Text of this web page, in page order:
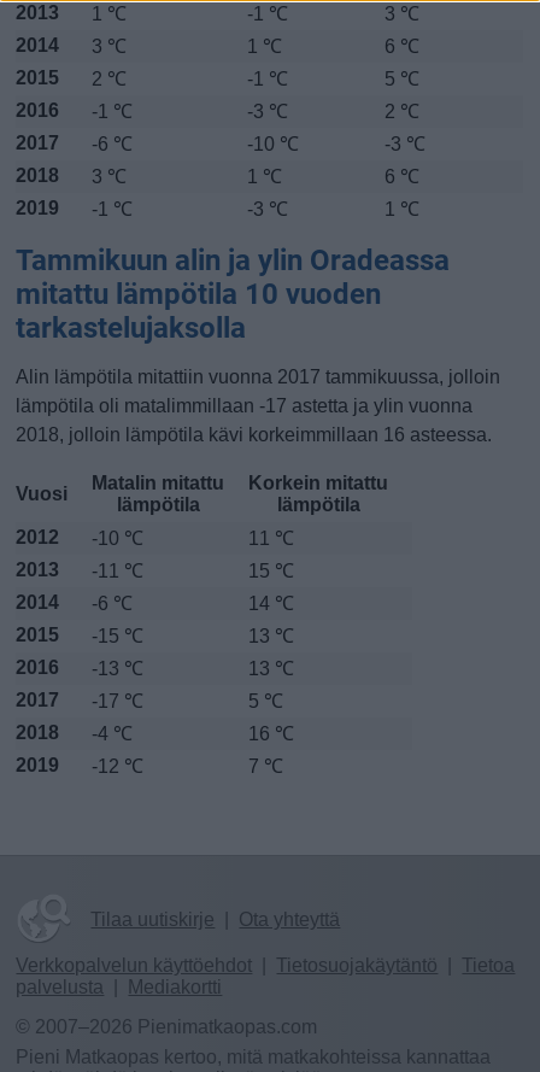
2013
1 ℃ -1 ℃
3 ℃
2014
3 ℃ 1 ℃
6 ℃
2015
2 ℃ -1 ℃
5 ℃
2016
-1 ℃ -3 ℃
2 ℃
2017
-6 ℃ -10 ℃
-3 ℃
2018
3 ℃ 1 ℃
6 ℃
2019
-1 ℃ -3 ℃ 1 ℃
Tammikuun alin ja ylin Oradeassa
mitattu lämpötila 10 vuoden
tarkastelujaksolla
Alin lämpötila mitattiin vuonna 2017 tammikuussa, jolloin
lämpötila oli matalimmillaan -17 astetta ja ylin vuonna
2018, jolloin lämpötila kävi korkeimmillaan 16 asteessa.
Vuosi
Matalin mitattu
lämpötila
Korkein mitattu
lämpötila
2012
-10 ℃
11 ℃
2013
-11 ℃
15 ℃
2014
-6 ℃
14 ℃
2015
-15 ℃
13 ℃
2016
-13 ℃
13 ℃
2017
-17 ℃
5 ℃
2018
-4 ℃
16 ℃
2019
-12 ℃ 7 ℃
Tilaa uutiskirje Ota yhteyttä
Verkkopalvelun käyttöehdot Tietosuojakäytäntö
Tietoa
palvelusta
Mediakortti
© 2007–2026 Pienimatkaopas.com
Pieni Matkaopas kertoo, mitä matkakohteissa kannattaa